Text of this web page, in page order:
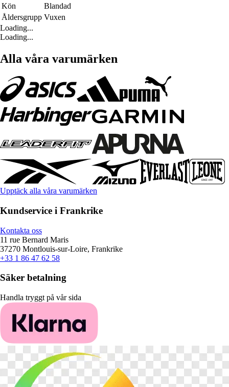
Kön
Blandad
Åldersgrupp Vuxen
Loading...
Loading...
Alla våra varumärken
Upptäck alla våra varumärken
Kundservice i Frankrike
Kontakta oss
11 rue Bernard Maris
37270 Montlouis-sur-Loire, Frankrike
+33 1 86 47 62 58
Säker betalning
Handla tryggt på vår sida